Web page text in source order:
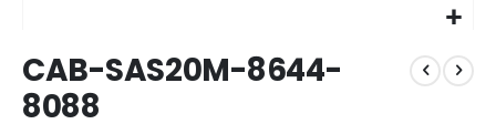
to
the
beginning
CAB-SAS20M-8644-
8088